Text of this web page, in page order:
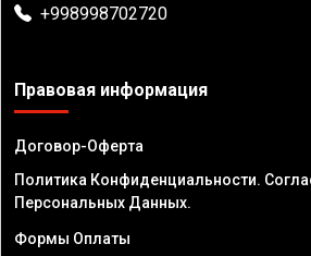
+998998702720
Правовая информация
Договор-Оферта
Политика Конфиденциальности.
Персональных Данных.
Формы Оплаты